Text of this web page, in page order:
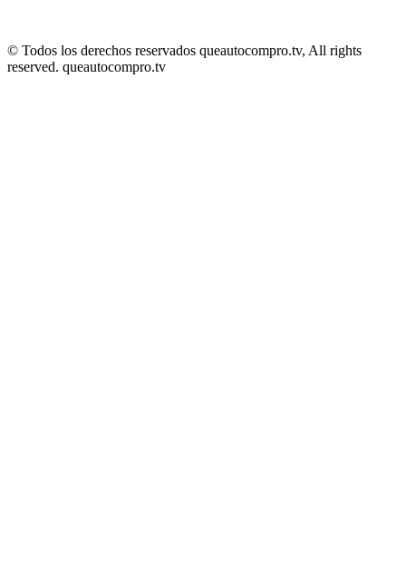
© Todos los derechos reservados queautocompro.tv, All rights
reserved. queautocompro.tv